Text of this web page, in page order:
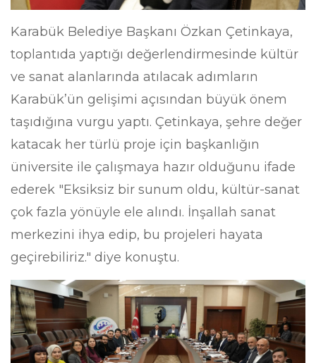
Karabük Belediye Başkanı Özkan Çetinkaya,
toplantıda yaptığı değerlendirmesinde kültür
ve sanat alanlarında atılacak adımların
Karabük’ün gelişimi açısından büyük önem
taşıdığına vurgu yaptı. Çetinkaya, şehre değer
katacak her türlü proje için başkanlığın
üniversite ile çalışmaya hazır olduğunu ifade
ederek "Eksiksiz bir sunum oldu, kültür-sanat
çok fazla yönüyle ele alındı. İnşallah sanat
merkezini ihya edip, bu projeleri hayata
geçirebiliriz." diye konuştu.